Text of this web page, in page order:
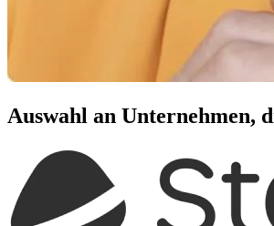
Auswahl an Unternehmen,